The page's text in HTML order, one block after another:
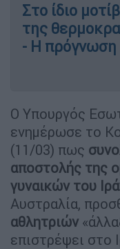
Στο ίδιο
της
- Η
Ο Υπουργός
ενημέρωσε το
(11/03) πως
αποστολής της
γυναικών του
Αυστραλία,
αθλητριών
επιστρέψει στο